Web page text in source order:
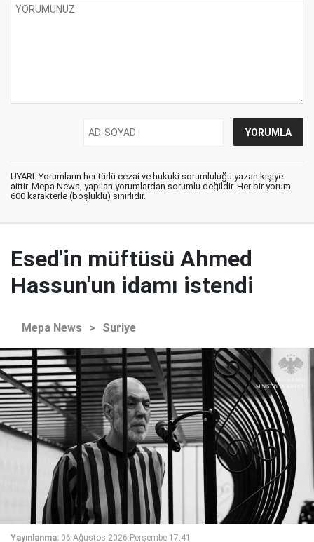
UYARI: Yorumların her türlü cezai ve hukuki sorumluluğu yazan kişiye
aittir. Mepa News, yapılan yorumlardan sorumlu değildir. Her bir yorum
600 karakterle (boşluklu) sınırlıdır.
Esed'in müftüsü Ahmed
Hassun'un idamı istendi
Mepa News > Suriye
Yayınlanma: 06 Ağustos 2026 Perşembe 17:41